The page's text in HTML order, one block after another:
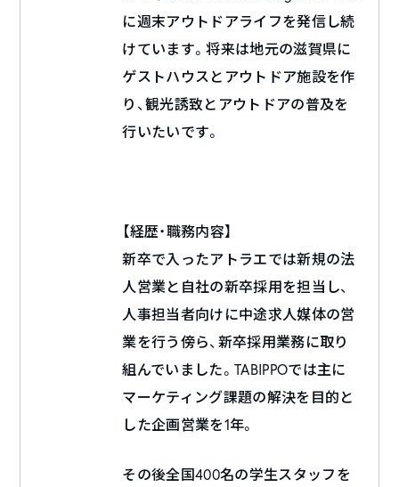
に週末アウトドアライフを発信し続
けています。将来は地元の滋賀県に
ゲストハウスとアウトドア施設を作
り、観光誘致とアウトドアの普及を
行いたいです。
【経歴・職務内容】
新卒で入ったアトラエでは新規の法
人営業と自社の新卒採用を担当し、
人事担当者向けに中途求人媒体の営
業を行う傍ら、新卒採用業務に取り
組んでいました。TABIPPOでは主に
マーケティング課題の解決を目的と
した企画営業を1年。
その後全国400名の学生スタッフを